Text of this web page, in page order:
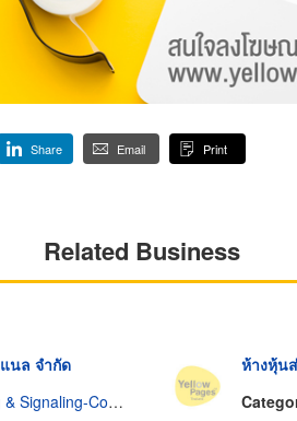
Share Email Print
Related Business
นล จำกัด
Common Carrier Service
ห้างหุ้น